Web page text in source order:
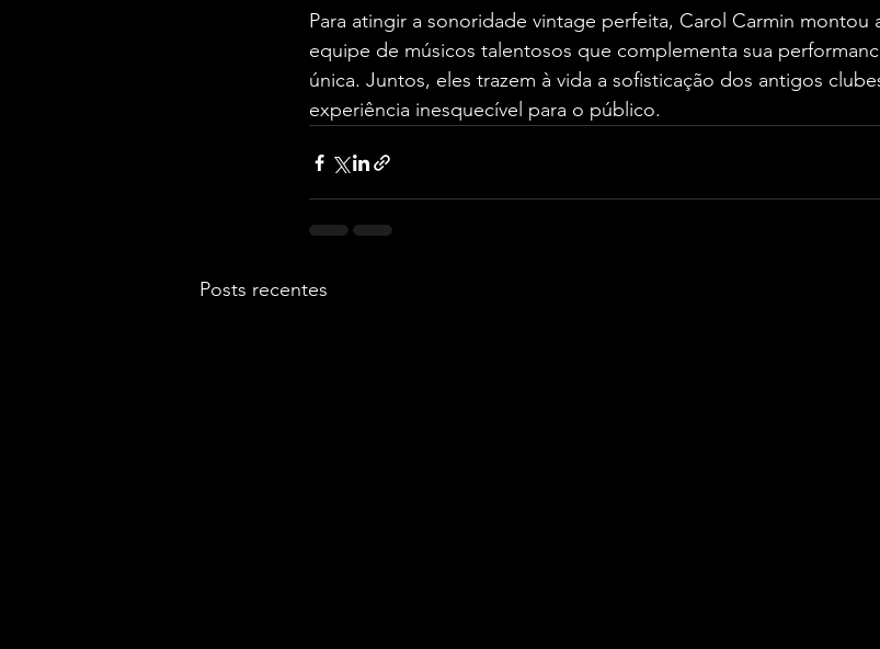
Para atingir a sonoridade vintage perfeita, Carol Carmin montou
equipe de músicos talentosos que complementa sua
única. Juntos, eles trazem à vida a sofisticação dos antigos
experiência inesquecível para o público.
Posts recentes